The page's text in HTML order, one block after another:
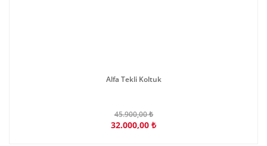
Alfa Tekli Koltuk
45.900,00 ₺
32.000,00 ₺